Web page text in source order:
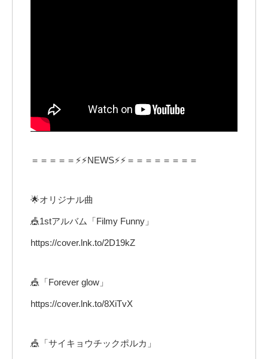
＝＝＝＝＝⚡⚡NEWS⚡⚡＝＝＝＝＝＝＝＝
🌟オリジナル曲
🎪1stアルバム「Filmy Funny」
https://cover.lnk.to/2D19kZ
🎪「Forever glow」
https://cover.lnk.to/8XiTvX
🎪「サイキョウチックポルカ」